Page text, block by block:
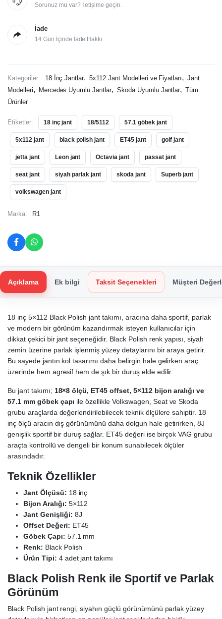
Sorunuz mu var? İletişime geçin.
İade
14 Gün İçinde İade Hakkı
Kategoriler: 18 İnç Jantlar, 5x112 Jant Modelleri ve Fiyatları, Jant
Modelleri, Mercedes Uyumlu Jantlar, Skoda Uyumlu Jantlar, Tüm
Ürünler
Etiketler: 18 inç jant 18/5112 57.1 göbek jant
5x112 jant black polish jant ET45 jant golf jant
jetta jant Leon jant Octavia jant passat jant
seat jant siyah parlak jant skoda jant Superb jant
volkswagen jant
Marka: R1
Açıklama Ek bilgi Taksit Seçenekleri Müşteri
18 inç 5×112 Black Polish jant takımı, aracına daha sportif, parlak
ve modern bir görünüm kazandırmak isteyen kullanıcılar için
dikkat çekici bir jant seçeneğidir. Black Polish renk yapısı, siyah
zemin üzerine parlak işlenmiş yüzey detaylarını bir araya getirir.
Bu sayede jantın kol tasarımı daha belirgin hale gelirken araç
üzerinde hem agresif hem de şık bir duruş elde edilir.
Bu jant takımı; 18×8 ölçü, ET45 offset, 5×112 bijon aralığı ve
57.1 mm göbek çapı ile özellikle Volkswagen, Seat ve Skoda
grubu araçlarda değerlendirilebilecek teknik ölçülere sahiptir. 18
inç ölçü aracın dış görünümünü daha dolgun hale getirirken, 8J
genişlik sportif bir duruş sağlar. ET45 değeri ise birçok VAG grubu
araçta kontrollü ve dengeli bir konum sunabilecek ölçüler
arasındadır.
Teknik Özellikler
Jant Ölçüsü: 18 inç
Bijon Aralığı: 5×112
Jant Genişliği: 8J
Offset Değeri: ET45
Göbek Çapı: 57.1 mm
Renk: Black Polish
Ürün Tipi: 4 adet jant takımı
Black Polish Renk ile Sportif ve Parlak
Görünüm
Black Polish jant rengi, siyahın güçlü görünümünü parlak yüzey